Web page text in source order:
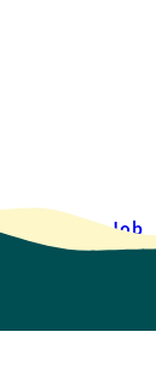
Job